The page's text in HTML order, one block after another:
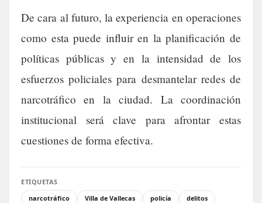
De cara al futuro, la experiencia en operaciones
como esta puede influir en la planificación de
políticas públicas y en la intensidad de los
esfuerzos policiales para desmantelar redes de
narcotráfico en la ciudad. La coordinación
institucional será clave para afrontar estas
cuestiones de forma efectiva.
ETIQUETAS
narcotráfico
Villa de Vallecas policía
delitos